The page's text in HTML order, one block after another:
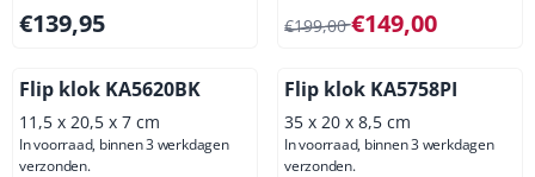
Prijs: 139,95, exclusief btw: 115,66
€139,95 Van 199,00 voor 149,00,
€199,00€149,00
Flip klok KA5620BK
11,5 x 20,5 x 7 cm
In voorraad, binnen 3 werkdagen
verzonden.
Flip klok KA5758PI
35 x 20 x 8,5 cm
In voorraad, binnen 3 werkdagen
verzonden.